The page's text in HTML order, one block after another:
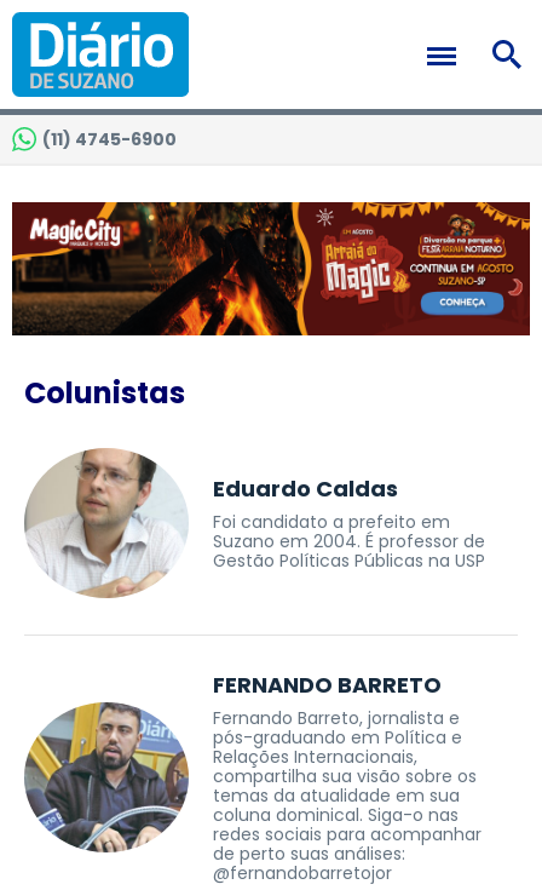
(11) 4745-6900
Colunistas
Eduardo Caldas
Foi candidato a prefeito em
Suzano em 2004. É professor de
Gestão Políticas Públicas na USP
FERNANDO BARRETO
Fernando Barreto, jornalista e
pós-graduando em Política e
Relações Internacionais,
compartilha sua visão sobre os
temas da atualidade em sua
coluna dominical. Siga-o nas
redes sociais para acompanhar
de perto suas análises:
@fernandobarretojor